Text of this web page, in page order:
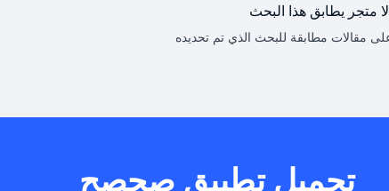
لا متجر يطابق هذا البحث
تحميل تطبيق صحصح